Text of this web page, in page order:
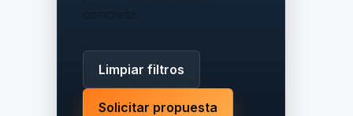
Limpiar filtros
Solicitar propuesta